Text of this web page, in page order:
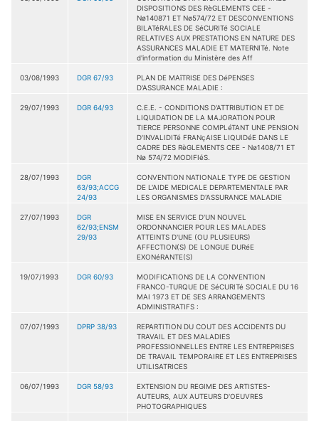
DISPOSITIONS DES RèGLEMENTS CEE -
Nø140871 ET Nø574/72 ET DESCONVENTIONS
BILATéRALES DE SéCURITé SOCIALE
RELATIVES AUX PRESTATIONS EN NATURE DES
ASSURANCES MALADIE ET MATERNITé. Note
d'information du Ministère des Aff
03/08/1993 DGR 67/93
PLAN DE MAîTRISE DES DéPENSES
D'ASSURANCE MALADIE :
29/07/1993 DGR 64/93
C.E.E. - CONDITIONS D'ATTRIBUTION ET DE
LIQUIDATION DE LA MAJORATION POUR
TIERCE PERSONNE COMPLéTANT UNE PENSION
D'INVALIDITé FRANçAISE LIQUIDéE DANS LE
CADRE DES RèGLEMENTS CEE - Nø1408/71 ET
Nø 574/72 MODIFIéS.
28/07/1993
DGR
63/93;ACCG
24/93
CONVENTION NATIONALE TYPE DE GESTION
DE L'AIDE MEDICALE DEPARTEMENTALE PAR
LES ORGANISMES D'ASSURANCE MALADIE
27/07/1993
DGR
62/93;ENSM
29/93
MISE EN SERVICE D'UN NOUVEL
ORDONNANCIER POUR LES MALADES
ATTEINTS D'UNE (OU PLUSIEURS)
AFFECTION(S) DE LONGUE DURéE
EXONéRANTE(S)
19/07/1993 DGR 60/93
MODIFICATIONS DE LA CONVENTION
FRANCO-TURQUE DE SéCURITé SOCIALE DU 16
MAI 1973 ET DE SES ARRANGEMENTS
ADMINISTRATIFS :
07/07/1993 DPRP 38/93
REPARTITION DU COUT DES ACCIDENTS DU
TRAVAIL ET DES MALADIES
PROFESSIONNELLES ENTRE LES ENTREPRISES
DE TRAVAIL TEMPORAIRE ET LES ENTREPRISES
UTILISATRICES
06/07/1993 DGR 58/93
EXTENSION DU REGIME DES ARTISTES-
AUTEURS, AUX AUTEURS D'OEUVRES
PHOTOGRAPHIQUES